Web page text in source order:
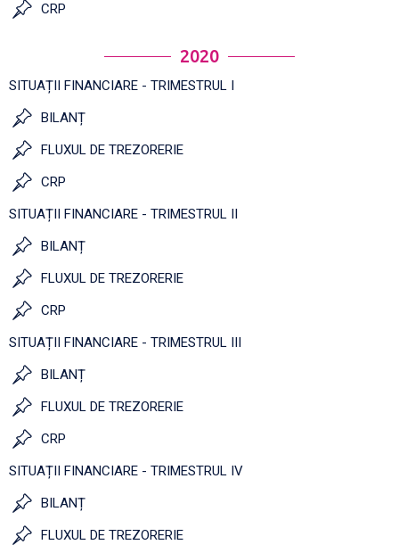
CRP
2020
SITUAȚII FINANCIARE - TRIMESTRUL I
BILANȚ
FLUXUL DE TREZORERIE
CRP
SITUAȚII FINANCIARE - TRIMESTRUL II
BILANȚ
FLUXUL DE TREZORERIE
CRP
SITUAȚII FINANCIARE - TRIMESTRUL III
BILANȚ
FLUXUL DE TREZORERIE
CRP
SITUAȚII FINANCIARE - TRIMESTRUL IV
BILANȚ
FLUXUL DE TREZORERIE